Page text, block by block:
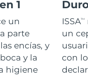
1
un
parte
encías, y
y la
higiene
ISSATM
un
con
prevista 09/08/2026
prevista12/08/2026